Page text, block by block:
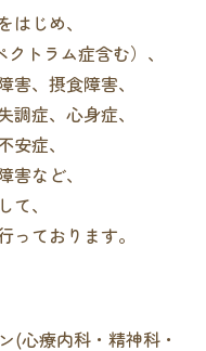
をはじめ、
トラム症含む）、
、摂食障害、
症、心身症、
症、
など、
、
ております。
(心療内科・精神科・